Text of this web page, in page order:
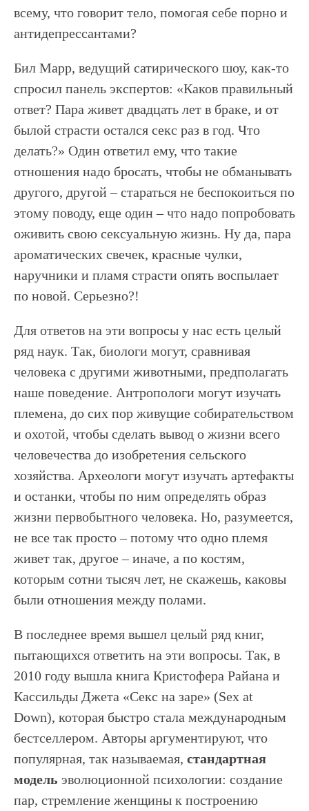
всему, что говорит тело, помогая себе порно и
антидепрессантами?
Бил Марр, ведущий сатирического шоу, как-то
спросил панель экспертов: «Каков правильный
ответ? Пара живет двадцать лет в браке, и от
былой страсти остался секс раз в год. Что
делать?» Один ответил ему, что такие
отношения надо бросать, чтобы не обманывать
другого, другой – стараться не беспокоиться по
этому поводу, еще один – что надо попробовать
оживить свою сексуальную жизнь. Ну да, пара
ароматических свечек, красные чулки,
наручники и пламя страсти опять воспылает
по новой. Серьезно?!
Для ответов на эти вопросы у нас есть целый
ряд наук. Так, биологи могут, сравнивая
человека с другими животными, предполагать
наше поведение. Антропологи могут изучать
племена, до сих пор живущие собирательством
и охотой, чтобы сделать вывод о жизни всего
человечества до изобретения сельского
хозяйства. Археологи могут изучать артефакты
и останки, чтобы по ним определять образ
жизни первобытного человека. Но, разумеется,
не все так просто – потому что одно племя
живет так, другое – иначе, а по костям,
которым сотни тысяч лет, не скажешь, каковы
были отношения между полами.
В последнее время вышел целый ряд книг,
пытающихся ответить на эти вопросы. Так, в
2010 году вышла книга Кристофера Райана и
Кассильды Джета «Секс на заре» (Sex at
Down), которая быстро стала международным
бестселлером. Авторы аргументируют, что
популярная, так называемая, стандартная
модель эволюционной психологии: создание
пар, стремление женщины к построению